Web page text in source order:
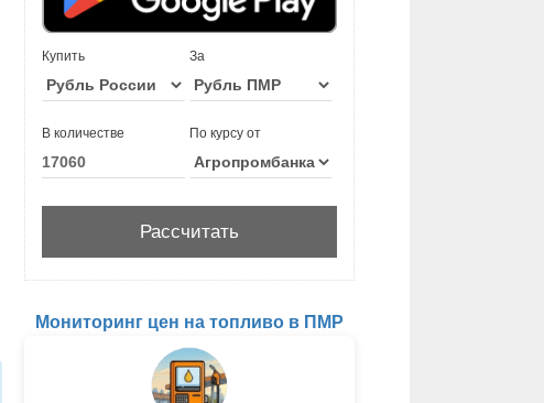
Купить За
В количестве По курсу от
Мониторинг цен на топливо в ПМР